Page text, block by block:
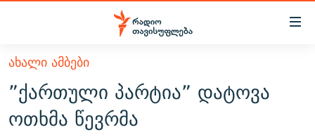
Accessibility
მთავარ
შინაარსზე
დაბრუნება
მთავარ
ᲐᲮᲐᲚᲘ ᲐᲛᲑᲔᲑᲘ
ᲗᲔᲛᲔᲑᲘ
ᲞᲝᲚᲘᲢᲘᲙᲐ
ᲕᲘᲓᲔᲝ
ᲐᲮᲐᲚᲘ ᲐᲛᲑᲔᲑᲘ
”ქართული პარტია” დატოვა
ოთხმა წევრმა